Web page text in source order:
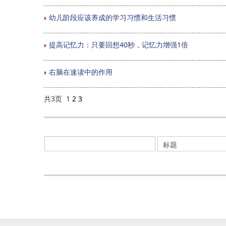
幼儿阶段应该养成的学习习惯和生活习惯
提高记忆力：只要回想40秒，记忆力增强1倍
右脑在速读中的作用
共3页 1 2 3